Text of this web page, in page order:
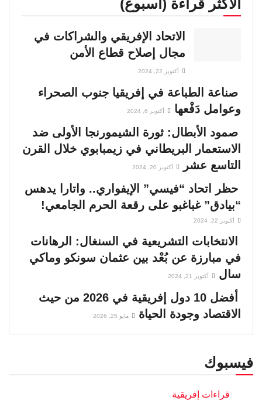
الأكثر قراءة (أسبوع)
الاتحاد الإفريقي والشراكات في
مجال إصلاح قطاع الأمن
أكتوبر 22, 2024
صناعة الطباعة في إفريقيا جنوب الصحراء
وعوامل دَفْعها
أكتوبر 6, 2024
صمود الأبطال: ثورة الشيمورنجا الأولى ضد
الاستعمار البريطاني في زيمبابوي خلال القرن
التاسع عشر
أكتوبر 20, 2024
حظر اتحاد “فيسي” الإيفواري.. واتارا يدهس
“بيادق” غباغبو على رقعة الحرم الجامعي!
أكتوبر 22, 2024
الانتخابات التشريعية في السنغال: الرهانات
في مبارزة عن بُعْد بين عثمان سونكو وماكي
سال
أكتوبر 21, 2024
أفضل 10 دول إفريقية في 2026 من حيث
الاقتصاد وجودة الحياة
مايو 25, 2026
فيسبوك